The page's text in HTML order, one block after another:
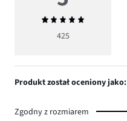
Średnia
ocena
425
Produkt został oceniony jako:
Zgodny z rozmiarem